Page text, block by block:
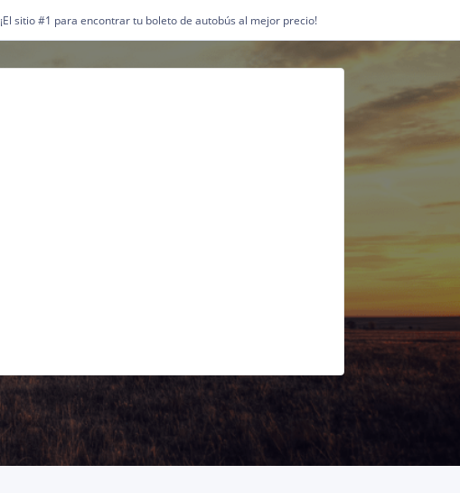
¡El sitio #1 para encontrar tu boleto de autobús al mejor precio!